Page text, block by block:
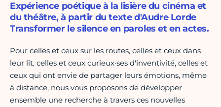
Expérience poétique à la lisière du cinéma et
du théâtre, à partir du texte d'Audre Lorde
Transformer le silence en paroles et en actes.
Pour celles et ceux sur les routes, celles et ceux dans
leur lit, celles et ceux curieux·ses d'inventivité, celles et
ceux qui ont envie de partager leurs émotions, même
à distance, nous vous proposons de développer
ensemble une recherche à travers ces nouvelles